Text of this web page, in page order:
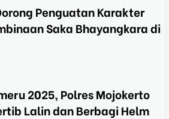
Penguatan Karakter
Saka Bhayangkara di
2025, Polres Mojokerto
Lalin dan Berbagi Helm